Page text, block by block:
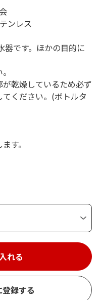
ンレス
器です。ほかの目的に
乾燥しているため必ず
てください。(ボトルタ
す。
れる
録する